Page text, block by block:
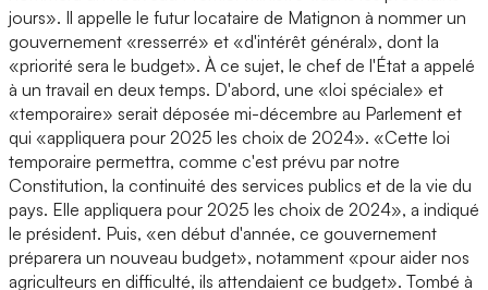
jours». Il appelle le futur locataire de Matignon à nommer un
gouvernement «resserré» et «d'intérêt général», dont la
«priorité sera le budget». À ce sujet, le chef de l'État a appelé
à un travail en deux temps. D'abord, une «loi spéciale» et
«temporaire» serait déposée mi-décembre au Parlement et
qui «appliquera pour 2025 les choix de 2024». «Cette loi
temporaire permettra, comme c'est prévu par notre
Constitution, la continuité des services publics et de la vie du
pays. Elle appliquera pour 2025 les choix de 2024», a indiqué
le président. Puis, «en début d'année, ce gouvernement
préparera un nouveau budget», notamment «pour aider nos
agriculteurs en difficulté, ils attendaient ce budget». Tombé à